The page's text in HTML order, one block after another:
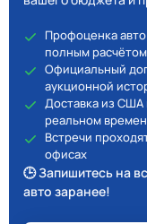
Профоценка
полным
Официальный
аукционной
Доставка из США
реальном
Встречи
офисах
🕒 Запишитесь на
авто заранее!